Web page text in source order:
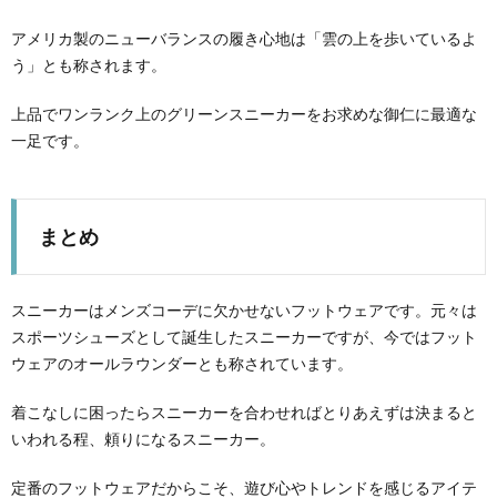
アメリカ製のニューバランスの履き心地は「雲の上を歩いているよ
う」とも称されます。
上品でワンランク上のグリーンスニーカーをお求めな御仁に最適な
一足です。
まとめ
スニーカーはメンズコーデに欠かせないフットウェアです。元々は
スポーツシューズとして誕生したスニーカーですが、今ではフット
ウェアのオールラウンダーとも称されています。
着こなしに困ったらスニーカーを合わせればとりあえずは決まると
いわれる程、頼りになるスニーカー。
定番のフットウェアだからこそ、遊び心やトレンドを感じるアイテ